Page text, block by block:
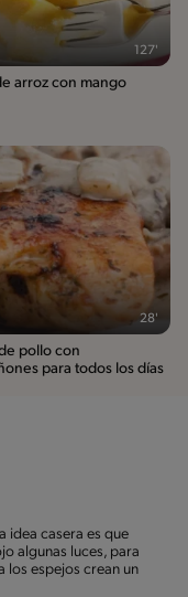
127'
arroz con mango
28'
pollo con
para todos los días
idea casera es que
algunas luces, para
los espejos crean un